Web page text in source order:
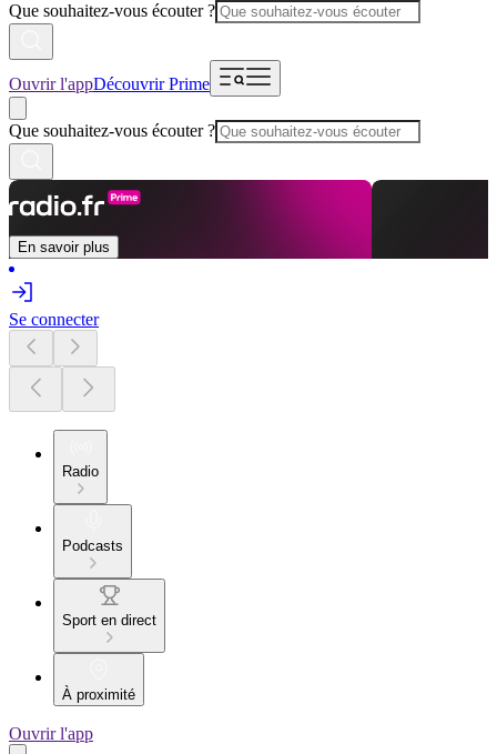
Que souhaitez-vous écouter ?
Ouvrir l'appDécouvrir Prime
Que souhaitez-vous écouter ?
En savoir plus
Se connecter
Radio
Podcasts
Sport en direct
À proximité
Ouvrir l'app